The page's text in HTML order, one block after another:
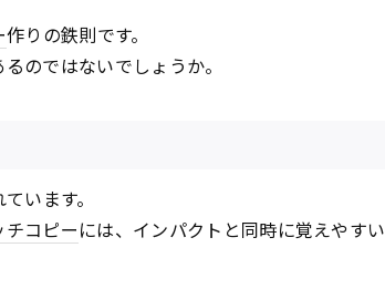
作りの鉄則です。
のではないでしょうか。
います。
チコピーには、インパクトと同時に覚えやすい